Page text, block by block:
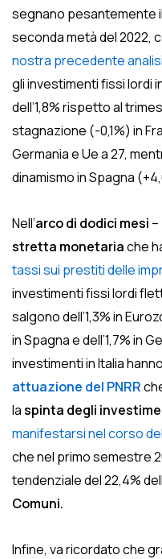
segnano pesantemente
seconda metà del 2022,
nostra precedente analisi
gli investimenti fissi lordi
dell’1,8% rispetto al
stagnazione (-0,1%) in
Germania e Ue a 27,
dinamismo in Spagna
Nell’arco di dodici mesi
stretta monetariache
tassi sui prestiti delle
investimenti fissi lordi
salgono dell’1,3% in
in Spagna e dell’1,7% in
investimenti in Italia
attuazione del PNRR
laspinta degli
manifestarsi nel corso
che nel primo semestre
tendenziale del 22,4%
Comuni.
Infine, va ricordato che